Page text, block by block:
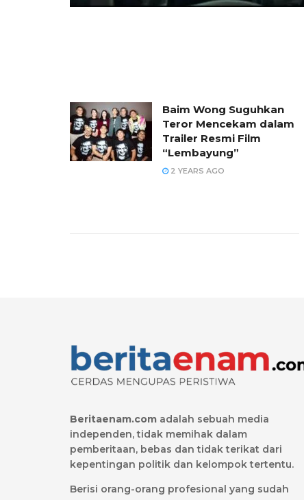
Baim Wong Suguhkan
Teror Mencekam dalam
Trailer Resmi Film
“Lembayung”
2 YEARS AGO
Beritaenam.com adalah sebuah media
independen, tidak memihak dalam
pemberitaan, bebas dan tidak terikat dari
kepentingan politik dan kelompok tertentu.
Berisi orang-orang profesional yang sudah